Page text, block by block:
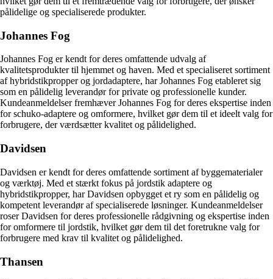
pålidelige og specialiserede produkter.
Johannes Fog
Johannes Fog er kendt for deres omfattende udvalg af
kvalitetsprodukter til hjemmet og haven. Med et specialiseret sortiment
af hybridstikpropper og jordadaptere, har Johannes Fog etableret sig
som en pålidelig leverandør for private og professionelle kunder.
Kundeanmeldelser fremhæver Johannes Fog for deres ekspertise inden
for schuko-adaptere og omformere, hvilket gør dem til et ideelt valg for
forbrugere, der værdsætter kvalitet og pålidelighed.
Davidsen
Davidsen er kendt for deres omfattende sortiment af byggematerialer
og værktøj. Med et stærkt fokus på jordstik adaptere og
hybridstikpropper, har Davidsen opbygget et ry som en pålidelig og
kompetent leverandør af specialiserede løsninger. Kundeanmeldelser
roser Davidsen for deres professionelle rådgivning og ekspertise inden
for omformere til jordstik, hvilket gør dem til det foretrukne valg for
forbrugere med krav til kvalitet og pålidelighed.
Thansen